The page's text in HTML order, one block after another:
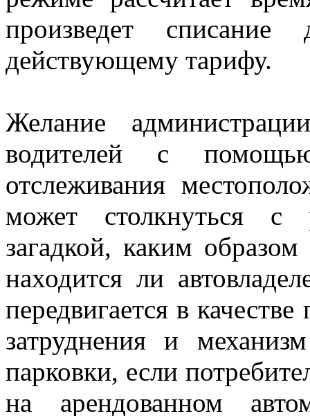
произведет списание
действующему тарифу.
Желание
водителей с
отслеживания
может столкнуться с
загадкой, каким
находится ли
передвигается в
затруднения и
парковки, если
на арендованном